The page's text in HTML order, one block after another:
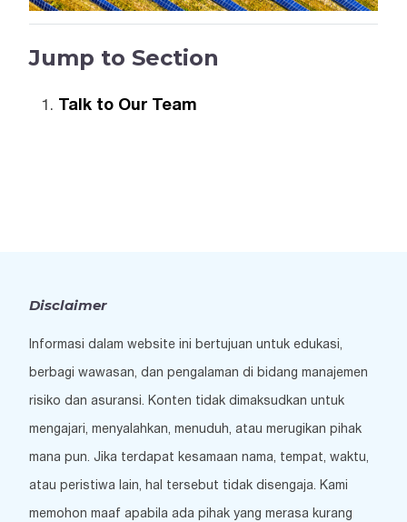
Jump to Section
Talk to Our Team
Disclaimer
Informasi dalam website ini bertujuan untuk edukasi,
berbagi wawasan, dan pengalaman di bidang manajemen
risiko dan asuransi. Konten tidak dimaksudkan untuk
mengajari, menyalahkan, menuduh, atau merugikan pihak
mana pun. Jika terdapat kesamaan nama, tempat, waktu,
atau peristiwa lain, hal tersebut tidak disengaja. Kami
memohon maaf apabila ada pihak yang merasa kurang